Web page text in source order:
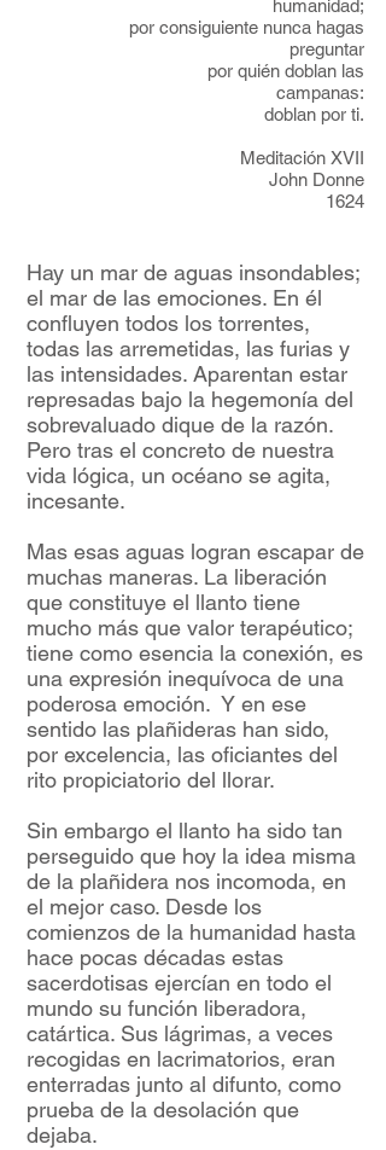
humanidad;
por consiguiente nunca hagas
preguntar
por quién doblan las
campanas:
doblan por ti.
Meditación XVII
John Donne
1624
Hay un mar de aguas insondables;
el mar de las emociones. En él
confluyen todos los torrentes,
todas las arremetidas, las furias y
las intensidades. Aparentan estar
represadas bajo la hegemonía del
sobrevaluado dique de la razón.
Pero tras el concreto de nuestra
vida lógica, un océano se agita,
incesante.
Mas esas aguas logran escapar de
muchas maneras. La liberación
que constituye el llanto tiene
mucho más que valor terapéutico;
tiene como esencia la conexión, es
una expresión inequívoca de una
poderosa emoción. Y en ese
sentido las plañideras han sido,
por excelencia, las oficiantes del
rito propiciatorio del llorar.
Sin embargo el llanto ha sido tan
perseguido que hoy la idea misma
de la plañidera nos incomoda, en
el mejor caso. Desde los
comienzos de la humanidad hasta
hace pocas décadas estas
sacerdotisas ejercían en todo el
mundo su función liberadora,
catártica. Sus lágrimas, a veces
recogidas en lacrimatorios, eran
enterradas junto al difunto, como
prueba de la desolación que
dejaba.